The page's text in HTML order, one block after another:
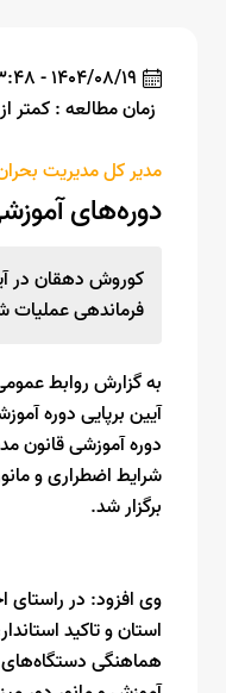
1404/08/19 - 23:48
زمان مطالعه : کمتر
مدیر کل مدیریت
دوره‌های آموزشی و
کوروش دهقان در
فرماندهی عملیات
به گزارش روابط
آیین برپایی دوره
دوره آموزشی قانون
شرایط اضطراری و
برگزار شد.
وی افزود: در راستای
استان و تاکید
هماهنگی